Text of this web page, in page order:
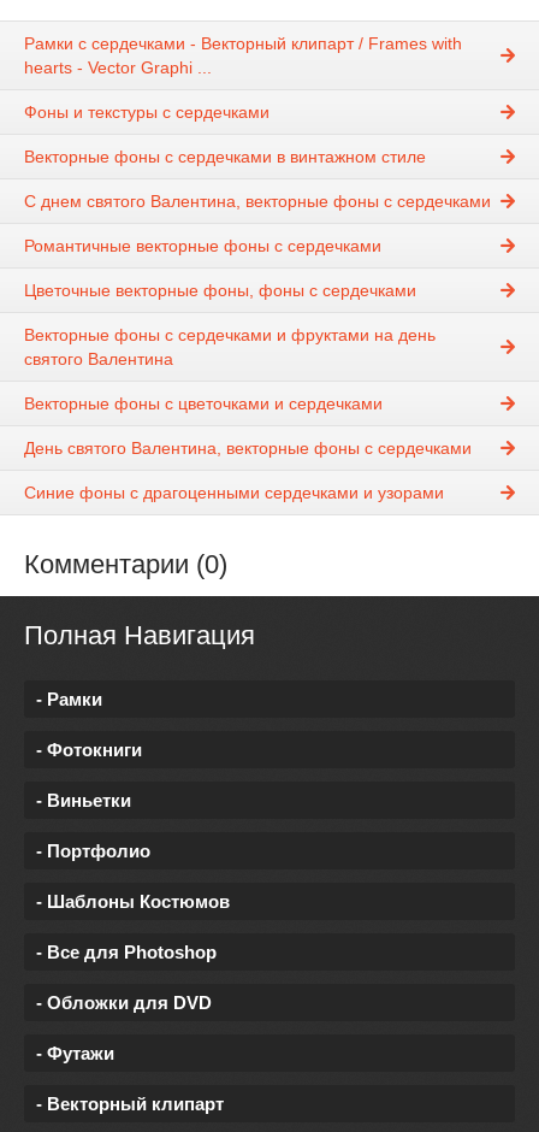
Рамки с сердечками - Векторный клипарт / Frames with
hearts - Vector Graphi ...
Фоны и текстуры с сердечками
Векторные фоны с сердечками в винтажном стиле
С днем святого Валентина, векторные фоны с сердечками
Романтичные векторные фоны с сердечками
Цветочные векторные фоны, фоны с сердечками
Векторные фоны с сердечками и фруктами на день
святого Валентина
Векторные фоны с цветочками и сердечками
День святого Валентина, векторные фоны с сердечками
Синие фоны с драгоценными сердечками и узорами
Комментарии (0)
Полная Навигация
- Рамки
- Фотокниги
- Виньетки
- Портфолио
- Шаблоны Костюмов
- Все для Photoshop
- Обложки для DVD
- Футажи
- Векторный клипарт